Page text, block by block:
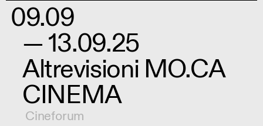
09.09
— 13.09.25
Altrevisioni MO.CA
CINEMA
Cineforum